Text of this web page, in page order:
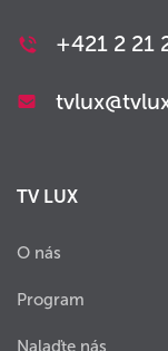
+421 2 21
TV LUX
O nás
Program
Nalaďte nás